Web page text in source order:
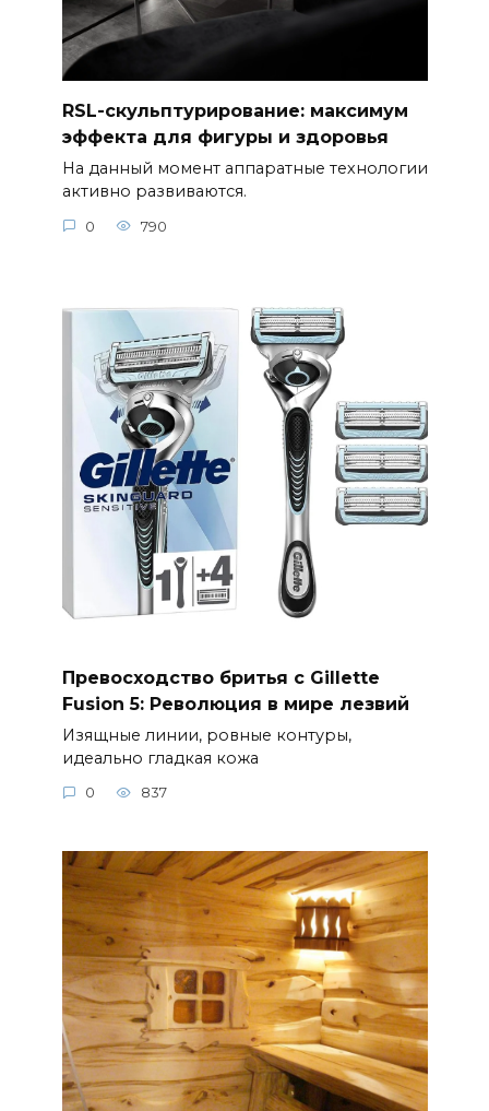
RSL-скульптурирование: максимум
эффекта для фигуры и здоровья
На данный момент аппаратные технологии
активно развиваются.
0 790
Превосходство бритья с Gillette
Fusion 5: Революция в мире лезвий
Изящные линии, ровные контуры,
идеально гладкая кожа
0 837